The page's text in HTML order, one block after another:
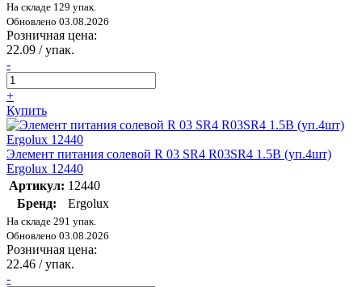
На складе 129 упак.
Обновлено 03.08.2026
Розничная цена:
22.09 / упак.
-
+
Купить
Элемент питания солевой R 03 SR4 R03SR4 1.5В (уп.4шт)
Ergolux 12440
Артикул: 12440
Бренд:
Ergolux
На складе 291 упак.
Обновлено 03.08.2026
Розничная цена:
22.46 / упак.
-